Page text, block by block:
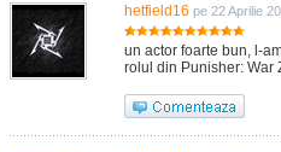
hetfield16 pe 22 Aprilie
un actor foarte bun, l-
rolul din Punisher: War